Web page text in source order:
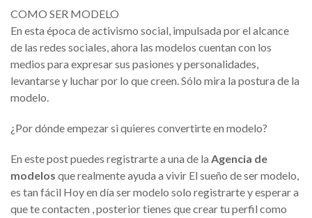
COMO SER MODELO
En esta época de activismo social, impulsada por el alcance
de las redes sociales, ahora las modelos cuentan con los
medios para expresar sus pasiones y personalidades,
levantarse y luchar por lo que creen. Sólo mira la postura de la
modelo.
¿Por dónde empezar si quieres convertirte en modelo?
En este post puedes registrarte a una de la Agencia de
modelos que realmente ayuda a vivir El sueño de ser modelo,
es tan fácil Hoy en día ser modelo solo registrarte y esperar a
que te contacten , posterior tienes que crear tu perfil como